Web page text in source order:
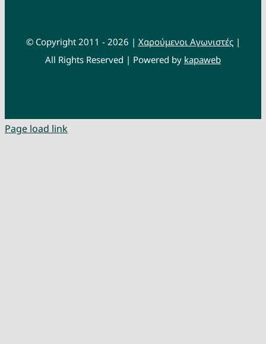
© Copyright 2011 - 2026 | Χαρούμενοι Αγωνιστές|
All Rights Reserved | Powered by kapaweb
Page load link